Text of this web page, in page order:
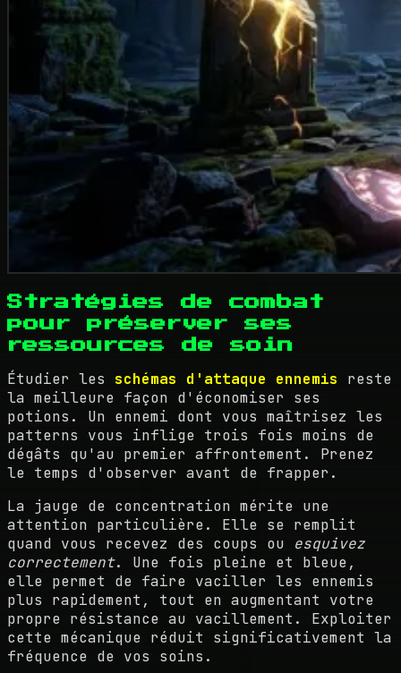
Stratégies de combat
pour préserver ses
ressources de soin
Étudier les schémas d'attaque ennemis reste
la meilleure façon d'économiser ses
potions. Un ennemi dont vous maîtrisez les
patterns vous inflige trois fois moins de
dégâts qu'au premier affrontement. Prenez
le temps d'observer avant de frapper.
La jauge de concentration mérite une
attention particulière. Elle se remplit
quand vous recevez des coups ou esquivez
correctement. Une fois pleine et bleue,
elle permet de faire vaciller les ennemis
plus rapidement, tout en augmentant votre
propre résistance au vacillement. Exploiter
cette mécanique réduit significativement la
fréquence de vos soins.